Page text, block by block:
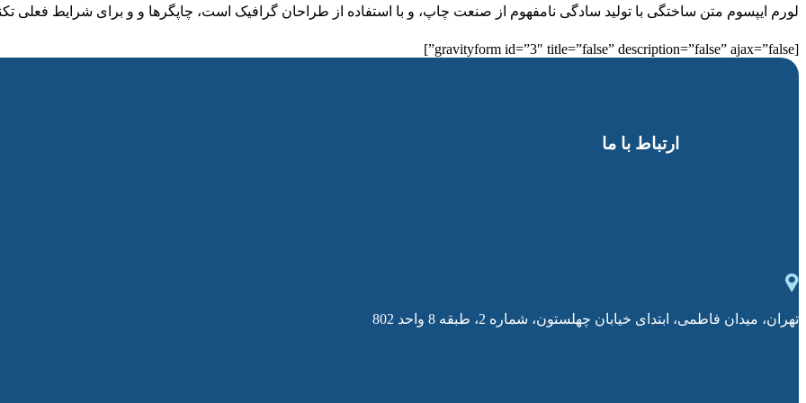
لورم ایپسوم متن ساختگی با تولید سادگی نامفهوم از صنعت چاپ، و با استفاده از طراحان گرافیک است، چاپگرها و و برای شرایط فعلی
[gravityform id=”3″ title=”false” description=”false” ajax=”false”]
ارتباط با ما
تهران، میدان فاطمی، ابتدای خیابان چهلستون، شماره 2، طبقه 8 واحد 802